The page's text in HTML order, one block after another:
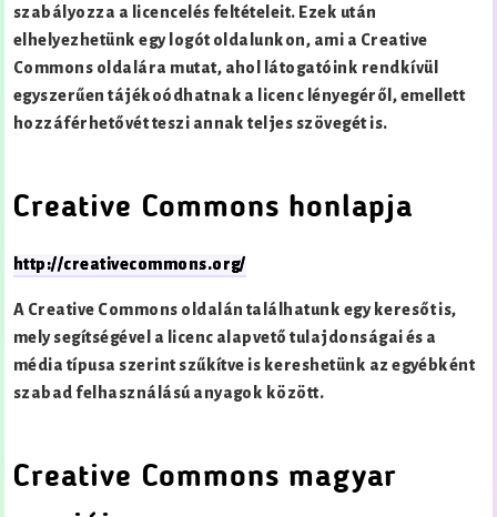
szabályozza a licencelés feltételeit. Ezek után
elhelyezhetünk egy logót oldalunkon, ami a Creative
Commons oldalára mutat, ahol látogatóink rendkívül
egyszerűen tájékoódhatnak a licenc lényegéről, emellett
hozzáférhetővét teszi annak teljes szövegét is.
Creative Commons honlapja
http://creativecommons.org/
A Creative Commons oldalán találhatunk egy keresőt is,
mely segítségével a licenc alapvető tulajdonságai és a
média típusa szerint szűkítve is kereshetünk az egyébként
szabad felhasználású anyagok között.
Creative Commons magyar